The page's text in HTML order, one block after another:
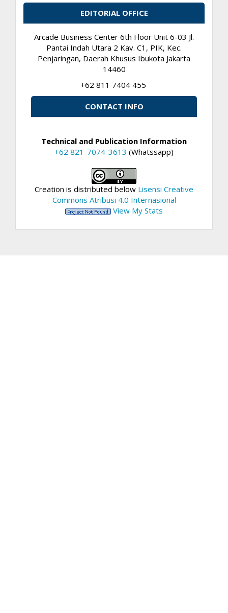
EDITORIAL OFFICE
Arcade Business Center 6th Floor Unit 6-03 Jl.
Pantai Indah Utara 2 Kav. C1, PIK, Kec.
Penjaringan, Daerah Khusus Ibukota Jakarta
14460
+62 811 7404 455
CONTACT INFO
Technical and Publication Information
+62 821-7074-3613 (Whatssapp)
Creation is distributed below Lisensi Creative
Commons Atribusi 4.0 Internasional
View My Stats